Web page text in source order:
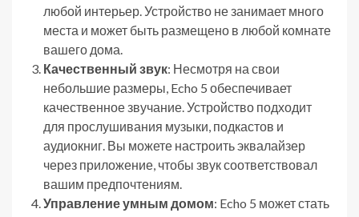
любой интерьер. Устройство не занимает много
места и может быть размещено в любой комнате
вашего дома.
Качественный звук: Несмотря на свои
небольшие размеры, Echo 5 обеспечивает
качественное звучание. Устройство подходит
для прослушивания музыки, подкастов и
аудиокниг. Вы можете настроить эквалайзер
через приложение, чтобы звук соответствовал
вашим предпочтениям.
Управление умным домом: Echo 5 может стать